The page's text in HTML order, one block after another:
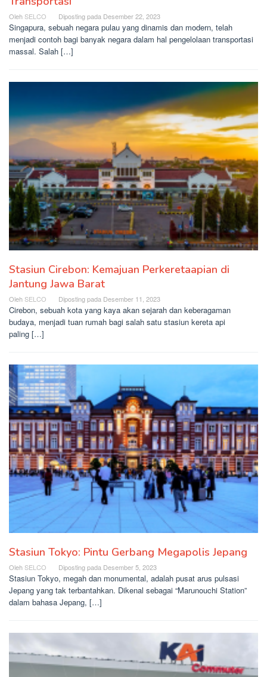
Oleh SELCO Diposting pada Desember 22, 2023
Singapura, sebuah negara pulau yang dinamis dan modern, telah
menjadi contoh bagi banyak negara dalam hal pengelolaan transportasi
massal. Salah […]
Stasiun Cirebon: Kemajuan Perkeretaapian di
Jantung Jawa Barat
Oleh SELCO Diposting pada Desember 11, 2023
Cirebon, sebuah kota yang kaya akan sejarah dan keberagaman
budaya, menjadi tuan rumah bagi salah satu stasiun kereta api
paling […]
Stasiun Tokyo: Pintu Gerbang Megapolis Jepang
Oleh SELCO Diposting pada Desember 5, 2023
Stasiun Tokyo, megah dan monumental, adalah pusat arus pulsasi
Jepang yang tak terbantahkan. Dikenal sebagai “Marunouchi Station”
dalam bahasa Jepang, […]